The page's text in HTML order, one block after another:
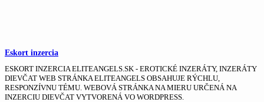
Eskort inzercia
ESKORT INZERCIA ELITEANGELS.SK - EROTICKÉ INZERÁTY, INZERÁTY
DIEVČAT WEB STRÁNKA ELITEANGELS OBSAHUJE RÝCHLU,
RESPONZÍVNU TÉMU. WEBOVÁ STRÁNKA NA MIERU URČENÁ NA
INZERCIU DIEVČAT VYTVORENÁ VO WORDPRESS.